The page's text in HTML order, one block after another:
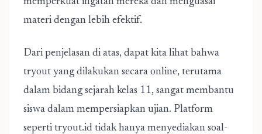
materi dengan lebih efektif.
Dari penjelasan di atas, dapat kita lihat bahwa
tryout yang dilakukan secara online, terutama
dalam bidang sejarah kelas 11, sangat membantu
siswa dalam mempersiapkan ujian. Platform
seperti tryout.id tidak hanya menyediakan soal-